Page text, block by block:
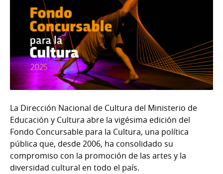
La Dirección Nacional de Cultura del Ministerio de
Educación y Cultura abre la vigésima edición del
Fondo Concursable para la Cultura, una política
pública que, desde 2006, ha consolidado su
compromiso con la promoción de las artes y la
diversidad cultural en todo el país.